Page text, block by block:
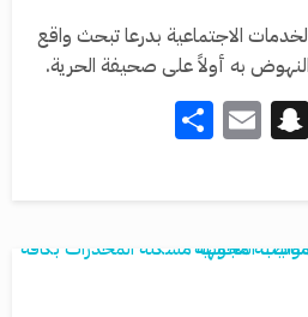
الاجتماعية بدرعا تبحث واقع
به أولاً على صحيفة الحرية.
Viber
Snapchat
Email